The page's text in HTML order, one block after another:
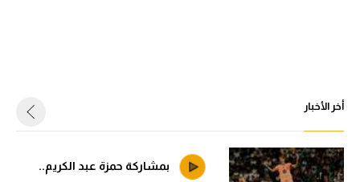
أخر الأخبار
بمشاركة حمزة عبد الكريم..